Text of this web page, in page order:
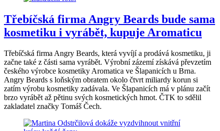
Třebíčská firma Angry Beards bude sama
kosmetiku i vyrábět, kupuje Aromaticu
Třebíčská firma Angry Beards, která vyvíjí a prodává kosmetiku, ji
začne také z části sama vyrábět. Výrobní zázemí získává převzetím
českého výrobce kosmetiky Aromatica ve Šlapanicích u Brna.
Angry Beards s loňským obratem okolo čtvrt miliardy korun si
zatím výrobu kosmetiky zadávala. Ve Šlapanicích má v plánu začít
brzo vyrábět až pětinu svých kosmetických hmot. ČTK to sdělil
zakladatel značky Tomáš Čech.